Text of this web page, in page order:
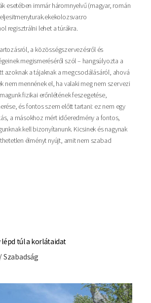
esetében immár háromnyelvű (magyar, román
regisztrálni lehet a túrákra.
a közösségszervezésről és
megismeréséről szól – hangsúlyozta a
azoknak a tájaknak a megcsodálásáról, ahová
nem mennének el, ha valaki meg nem szervezi
fizikai erőnlétének feszegetése,
és fontos szem előtt tartani: ez nem egy
a másokhoz mért időeredmény a fontos,
kell bizonyítanunk. Kicsinek és nagynak
élményt nyújt, amit nem szabad
túl a korlátaidat
Szabadság